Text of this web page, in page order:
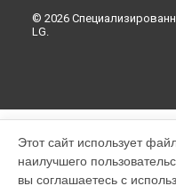
© 2026
LG.
Этот сайт использует
наилучшего
вы соглашаетесь с